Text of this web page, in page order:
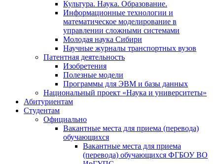
Культура. Наука. Образование.
Информационные технологии и
математическое моделирование в
управлении сложными системами
Молодая наука Сибири
Научные журналы транспортных вузов
Патентная деятельность
Изобретения
Полезные модели
Программы для ЭВМ и базы данных
Национальный проект «Наука и университеты»
Абитуриентам
Студентам
Официально
Вакантные места для приема (перевода)
обучающихся
Вакантные места для приема
(перевода) обучающихся ФГБОУ ВО